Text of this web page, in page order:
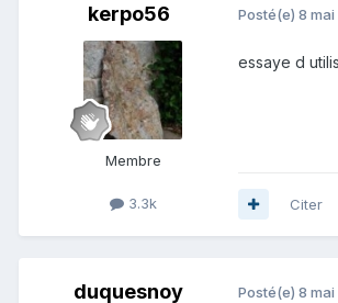
kerpo56
Membre
3.3k
Posté(e) 8 mai
essaye d
Citer
duquesnoy Posté(e) 8 mai